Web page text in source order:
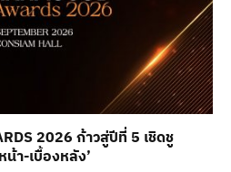
2026 ก้าวสู่ปีที่ 5 เชิดชู
า-เบื้องหลัง’